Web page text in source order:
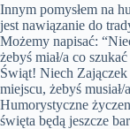
Innym pomysłem na
jest nawiązanie do
Możemy napisać:
żebyś miał/a co
Świąt! Niech
miejscu, żebyś
Humorystyczne
święta będą jeszcze